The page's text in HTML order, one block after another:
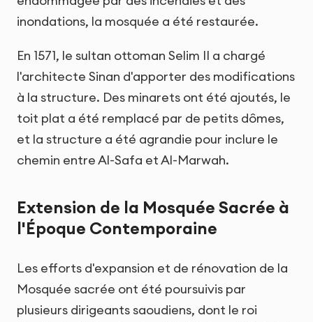
inondations, la mosquée a été restaurée.
En 1571, le sultan ottoman Selim II a chargé
l'architecte Sinan d'apporter des modifications
à la structure. Des minarets ont été ajoutés, le
toit plat a été remplacé par de petits dômes,
et la structure a été agrandie pour inclure le
chemin entre Al-Safa et Al-Marwah.
Extension de la Mosquée Sacrée à
l'Époque Contemporaine
Les efforts d'expansion et de rénovation de la
Mosquée sacrée ont été poursuivis par
plusieurs dirigeants saoudiens, dont le roi